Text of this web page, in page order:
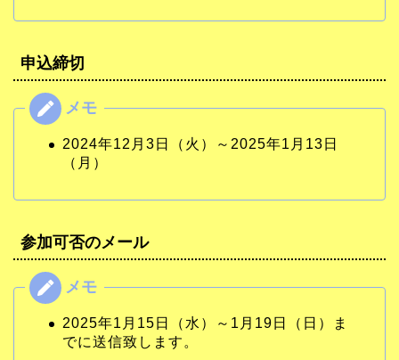
申込締切
2024年12月3日（火）～2025年1月13日
（月）
参加可否のメール
2025年1月15日（水）～1月19日（日）ま
でに送信致します。